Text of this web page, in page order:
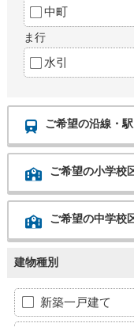
中町
ま行
水引
ご希望の沿線・
ご希望の小学校
ご希望の中学校
建物種別
新築一戸建て